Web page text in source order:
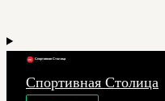
Спортивная Столица